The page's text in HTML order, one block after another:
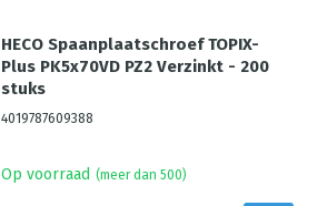
HECO Spaanplaatschroef TOPIX-
Plus PK5x70VD PZ2 Verzinkt - 200
stuks
4019787609388
Op voorraad (meer dan 500)